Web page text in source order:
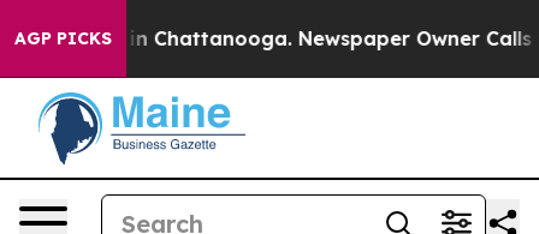
AGP PICKS
Chaos in Chattanooga. Newspaper Owner Calls